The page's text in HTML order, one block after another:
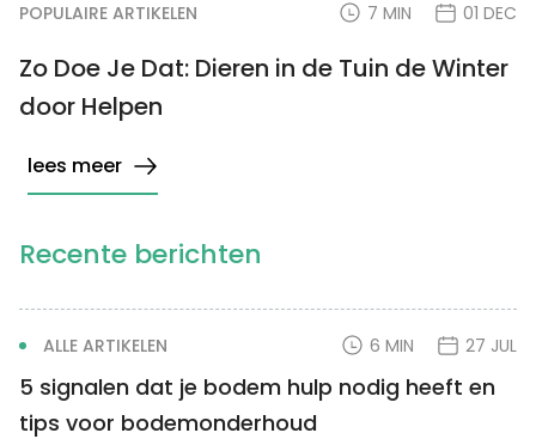
POPULAIRE ARTIKELEN 7 MIN 01 DEC
Zo Doe Je Dat: Dieren in de Tuin de Winter
door Helpen
lees meer
Recente berichten
ALLE ARTIKELEN 6 MIN 27 JUL
5 signalen dat je bodem hulp nodig heeft en
tips voor bodemonderhoud